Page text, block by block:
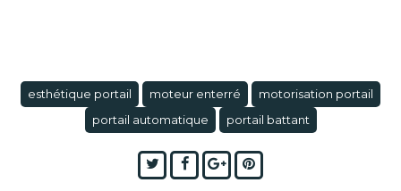
esthétique portail moteur enterré
motorisation portail
portail automatique
portail battant
TwitterFacebook
Google+Pinterest